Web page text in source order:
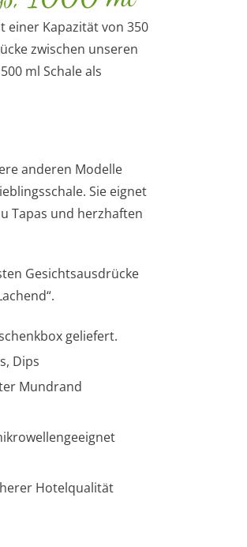
einer Kapazität von 350
zwischen unseren
ml Schale als
anderen Modelle
Sie eignet
Tapas und herzhaften
Gesichtsausdrücke
geliefert.
Dips
Mundrand
Hotelqualität